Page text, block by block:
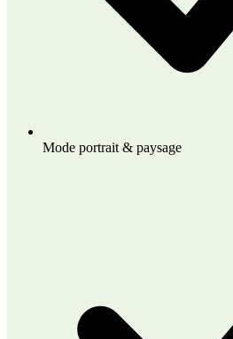
Mode portrait & paysage